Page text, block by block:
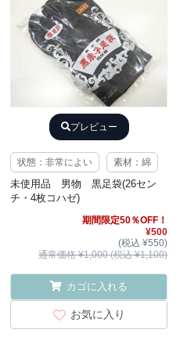
プレビュー
状態：非常によい 素材：綿
未使用品 男物 黒足袋(26セン
チ・4枚コハゼ)
期間限定50％OFF！
¥500
(税込 ¥550)
通常価格 ¥1,000 (税込 ¥1,100)
カゴに入れる
お気に入り